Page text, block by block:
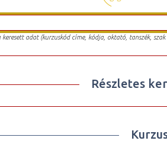
adat (kurzuskód címe, kódja, oktató, tanszék,
Részletes